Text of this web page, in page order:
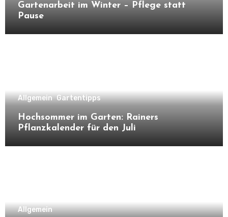
Gartenarbeit im Winter – Pflege statt
Pause
Allgemein Gartentipps
Hochsommer im Garten: Rainers
Pflanzkalender für den Juli
Allgemein